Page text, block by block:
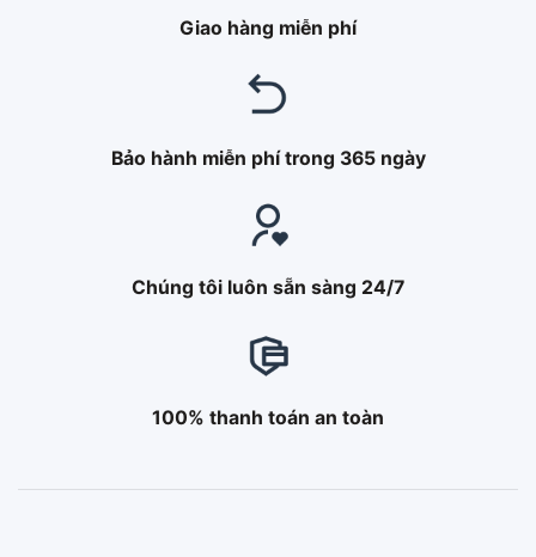
Giao hàng miễn phí
Bảo hành miễn phí trong 365 ngày
Chúng tôi luôn sẵn sàng 24/7
100% thanh toán an toàn